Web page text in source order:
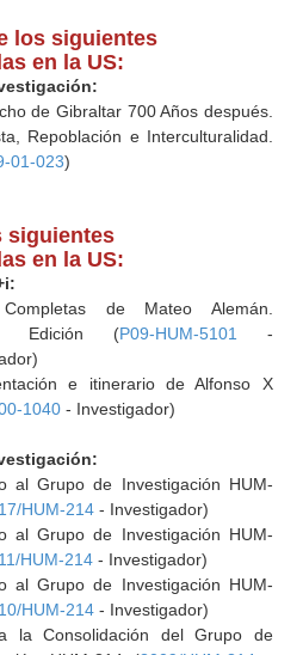
los siguientes
en la US:
de Gibraltar 700 Años después.
Repoblación e Interculturalidad.
01-023)
siguientes
en la US:
de Mateo Alemán.
Edición (P09-HUM-5101
-
e itinerario de Alfonso X
1040- Investigador)
al Grupo de Investigación HUM-
HUM-214- Investigador)
al Grupo de Investigación HUM-
HUM-214- Investigador)
al Grupo de Investigación HUM-
HUM-214- Investigador)
la Consolidación del Grupo de